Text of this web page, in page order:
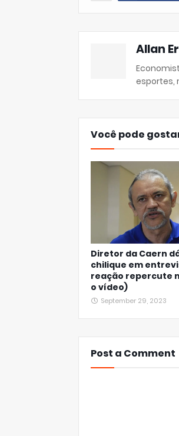
Allan
esportes,
Você pode
Diretor da Caern
chilique em
reação repercute
o vídeo)
September 29, 2023
Post a Comment